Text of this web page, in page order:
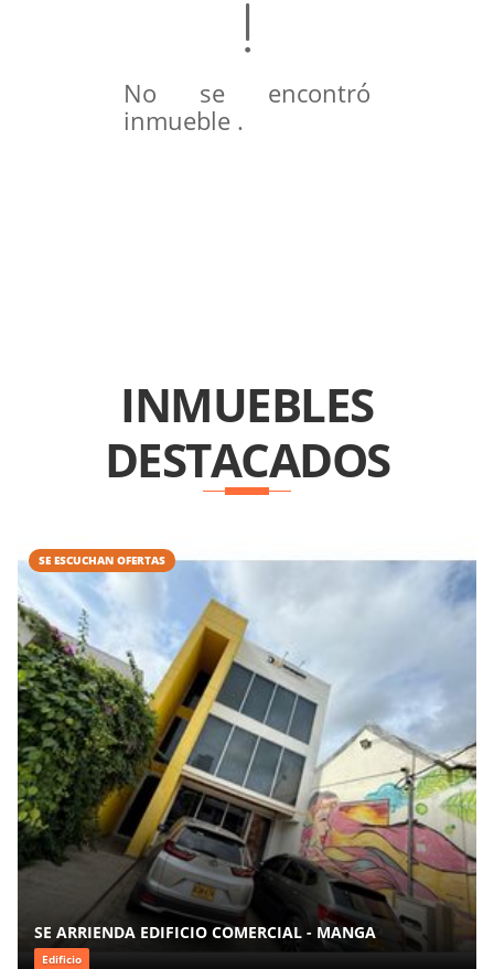
No se encontró
inmueble .
INMUEBLES
DESTACADOS
SE ESCUCHAN OFERTAS
SE ARRIENDA EDIFICIO COMERCIAL - MANGA
Edificio